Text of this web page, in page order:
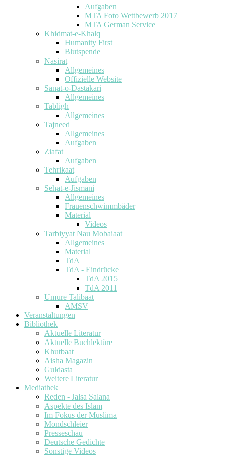
Aufgaben
MTA Foto Wettbewerb 2017
MTA German Service
Khidmat-e-Khalq
Humanity First
Blutspende
Nasirat
Allgemeines
Offizielle Website
Sanat-o-Dastakari
Allgemeines
Tabligh
Allgemeines
Tajneed
Allgemeines
Aufgaben
Ziafat
Aufgaben
Tehrikaat
Aufgaben
Sehat-e-Jismani
Allgemeines
Frauenschwimmbäder
Material
Videos
Tarbiyyat Nau Mobaiaat
Allgemeines
Material
TdA
TdA - Eindrücke
TdA 2015
TdA 2011
Umure Talibaat
AMSV
Veranstaltungen
Bibliothek
Aktuelle Literatur
Aktuelle Buchlektüre
Khutbaat
Aisha Magazin
Guldasta
Weitere Literatur
Mediathek
Reden - Jalsa Salana
Aspekte des Islam
Im Fokus der Muslima
Mondschleier
Presseschau
Deutsche Gedichte
Sonstige Videos